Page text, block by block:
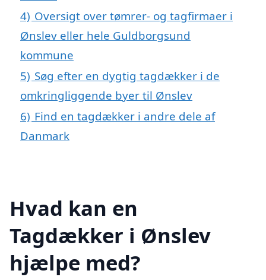
4) Oversigt over tømrer- og tagfirmaer i
Ønslev eller hele Guldborgsund
kommune
5) Søg efter en dygtig tagdækker i de
omkringliggende byer til Ønslev
6) Find en tagdækker i andre dele af
Danmark
Hvad kan en
Tagdækker i Ønslev
hjælpe med?